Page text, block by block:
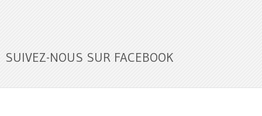
SUIVEZ-NOUS SUR FACEBOOK